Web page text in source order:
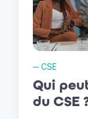
─ CSE
Qui
du CSE